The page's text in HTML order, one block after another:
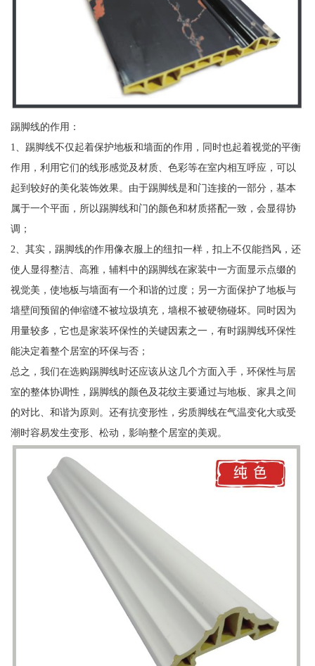
踢脚线的作用：
1、踢脚线不仅起着保护地板和墙面的作用，同时也起着视觉的平衡
作用，利用它们的线形感觉及材质、色彩等在室内相互呼应，可以
起到较好的美化装饰效果。由于踢脚线是和门连接的一部分，基本
属于一个平面，所以踢脚线和门的颜色和材质搭配一致，会显得协
调；
2、其实，踢脚线的作用像衣服上的纽扣一样，扣上不仅能挡风，还
使人显得整洁、高雅，辅料中的踢脚线在家装中一方面显示点缀的
视觉美，使地板与墙面有一个和谐的过度；另一方面保护了地板与
墙壁间预留的伸缩缝不被垃圾填充，墙根不被硬物碰坏。同时因为
用量较多，它也是家装环保性的关键因素之一，有时踢脚线环保性
能决定着整个居室的环保与否；
总之，我们在选购踢脚线时还应该从这几个方面入手，环保性与居
室的整体协调性，踢脚线的颜色及花纹主要通过与地板、家具之间
的对比、和谐为原则。还有抗变形性，劣质脚线在气温变化大或受
潮时容易发生变形、松动，影响整个居室的美观。